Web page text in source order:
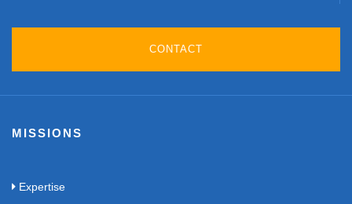
CONTACT
MISSIONS
Expertise